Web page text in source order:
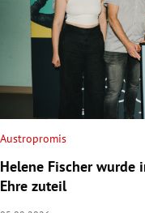
Austropromis
Helene Fischer wurde
Ehre zuteil